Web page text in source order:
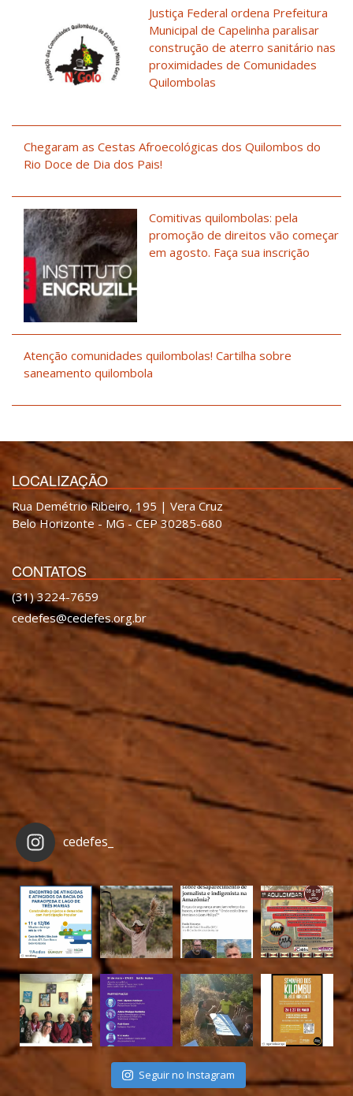
Justiça Federal ordena Prefeitura
Municipal de Capelinha paralisar
construção de aterro sanitário nas
proximidades de Comunidades
Quilombolas
Chegaram as Cestas Afroecológicas dos Quilombos do
Rio Doce de Dia dos Pais!
Comitivas quilombolas: pela
promoção de direitos vão começar
em agosto. Faça sua inscrição
Atenção comunidades quilombolas! Cartilha sobre
saneamento quilombola
LOCALIZAÇÃO
Rua Demétrio Ribeiro, 195 | Vera Cruz
Belo Horizonte - MG - CEP 30285-680
CONTATOS
(31) 3224-7659
cedefes@cedefes.org.br
cedefes_
Seguir no Instagram